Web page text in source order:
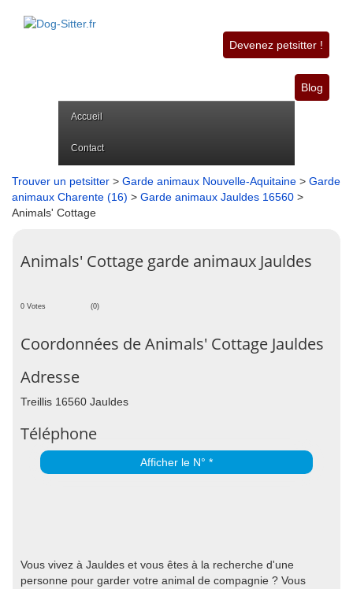
Devenez petsitter !
Blog
Accueil
Contact
Trouver un petsitter > Garde animaux Nouvelle-Aquitaine > Garde
animaux Charente (16) > Garde animaux Jauldes 16560 >
Animals' Cottage
Animals' Cottage garde animaux Jauldes
0 Votes (0)
Coordonnées de Animals' Cottage Jauldes
Adresse
Treillis 16560 Jauldes
Téléphone
Afficher le N° *
Vous vivez à Jauldes et vous êtes à la recherche d'une
personne pour garder votre animal de compagnie ? Vous